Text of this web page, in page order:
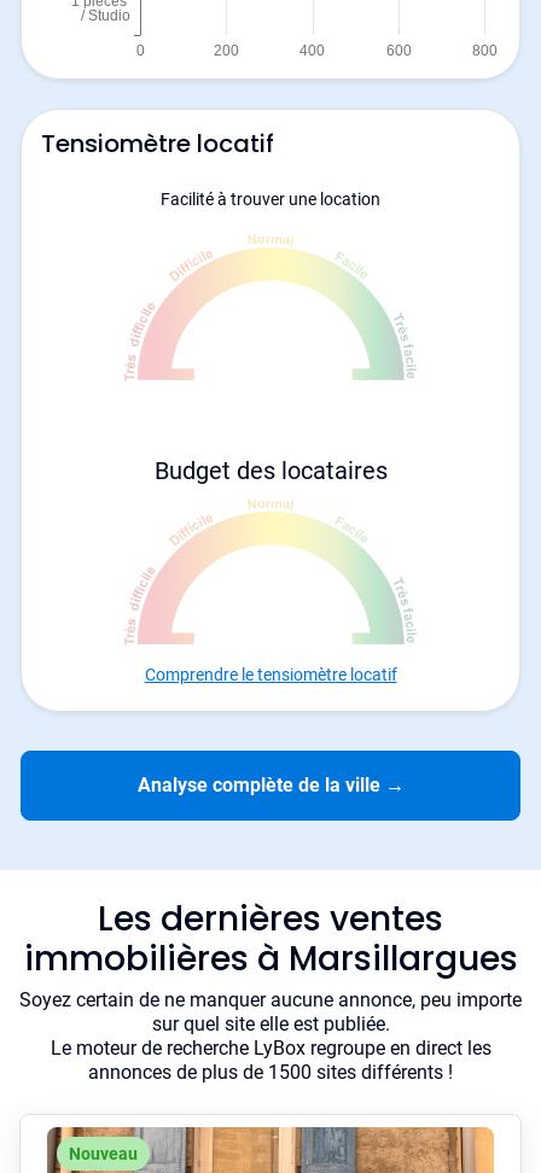
Tensiomètre locatif
Facilité à trouver une location
Budget des locataires
Comprendre le tensiomètre locatif
Analyse complète de la ville →
Les dernières ventes
immobilières à Marsillargues
Soyez certain de ne manquer aucune annonce, peu importe
sur quel site elle est publiée.
Le moteur de recherche LyBox regroupe en direct les
annonces de plus de 1500 sites différents !
Nouveau